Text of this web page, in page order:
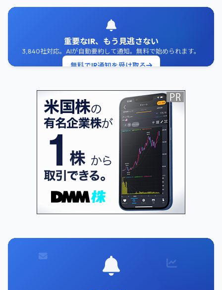
重要なIR、もう見逃さない
3,840社対応。AIが自動要約して通知。無料で始められます。
無料でIR通知を受け取る